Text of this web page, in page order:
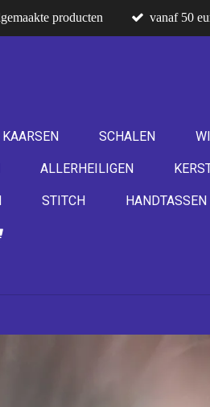
producten vanaf 50
KAARSEN SCHALEN
ALLERHEILIGEN
STITCH